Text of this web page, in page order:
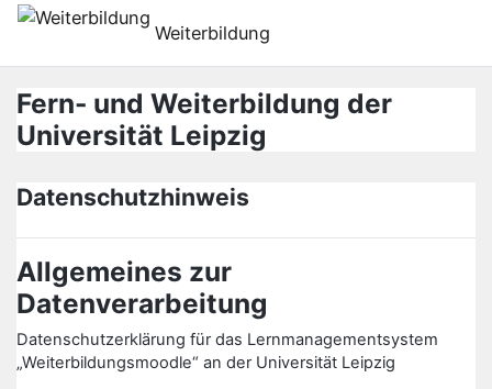
Gå til hovedinnhold
Weiterbildung
Fern- und Weiterbildung der
Universität Leipzig
Datenschutzhinweis
Allgemeines zur
Datenverarbeitung
Datenschutzerklärung für das Lernmanagementsystem
„Weiterbildungsmoodle“ an der Universität Leipzig